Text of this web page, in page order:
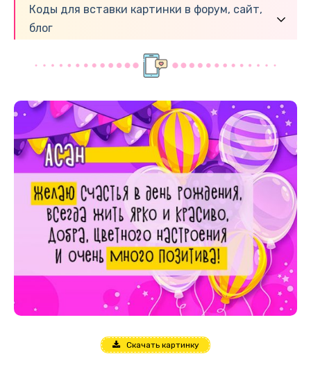
Коды для вставки картинки в форум, сайт,
блог
Скачать картинку